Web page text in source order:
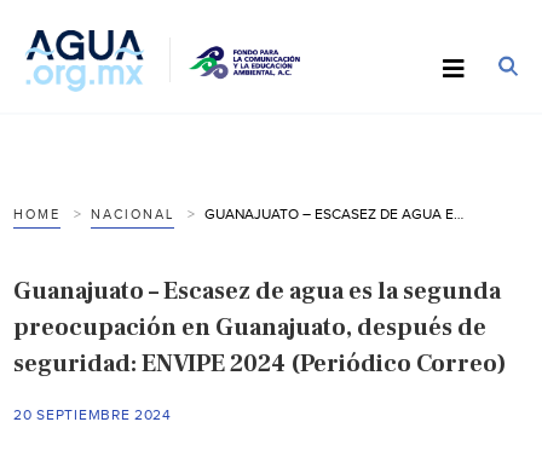
HOME NACIONAL
Guanajuato – Escasez de agua es la segunda
preocupación en Guanajuato, después de
seguridad: ENVIPE 2024 (Periódico Correo)
20 SEPTIEMBRE 2024